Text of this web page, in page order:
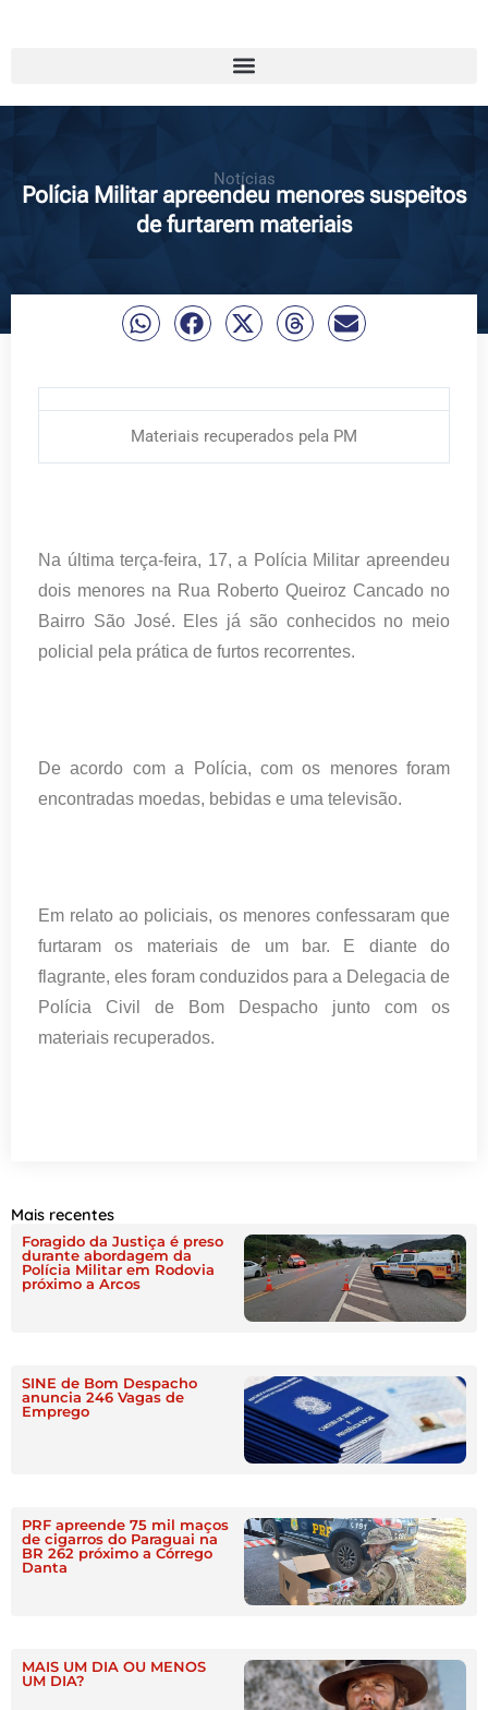
Notícias
Polícia Militar apreendeu menores suspeitos
de furtarem materiais
Materiais recuperados pela PM
Na última terça-feira, 17, a Polícia Militar apreendeu
dois menores na Rua Roberto Queiroz Cancado no
Bairro São José. Eles já são conhecidos no meio
policial pela prática de furtos recorrentes.
De acordo com a Polícia, com os menores foram
encontradas moedas, bebidas e uma televisão.
Em relato ao policiais, os menores confessaram que
furtaram os materiais de um bar. E diante do
flagrante, eles foram conduzidos para a Delegacia de
Polícia Civil de Bom Despacho junto com os
materiais recuperados.
Mais recentes
Foragido da Justiça é preso
durante abordagem da
Polícia Militar em Rodovia
próximo a Arcos
SINE de Bom Despacho
anuncia 246 Vagas de
Emprego
PRF apreende 75 mil maços
de cigarros do Paraguai na
BR 262 próximo a Córrego
Danta
MAIS UM DIA OU MENOS
UM DIA?